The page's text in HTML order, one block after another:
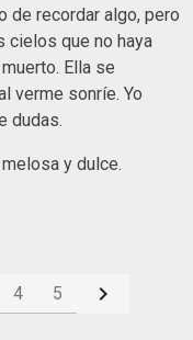
de recordar algo, pero
cielos que no haya
Ella se
verme sonríe. Yo
dudas.
y dulce.
4 5 